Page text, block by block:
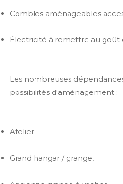
Combles aménageables
Électricité à remettre au goût
Les nombreuses
possibilités d'aménagement :
Atelier,
Grand hangar / grange,